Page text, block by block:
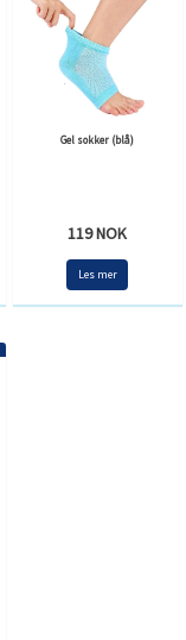
Gel sokker (blå)
119 NOK
Les mer